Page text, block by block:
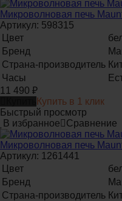
Микроволновая печь
Артикул: 598315
Цвет
Бренд
Страна-производитель
Часы
11 490 ₽
Купить в 1 клик
Быстрый просмотр
В избранное
Сравнение
Микроволновая печь
Артикул: 1261441
Цвет
Бренд
Страна-производитель